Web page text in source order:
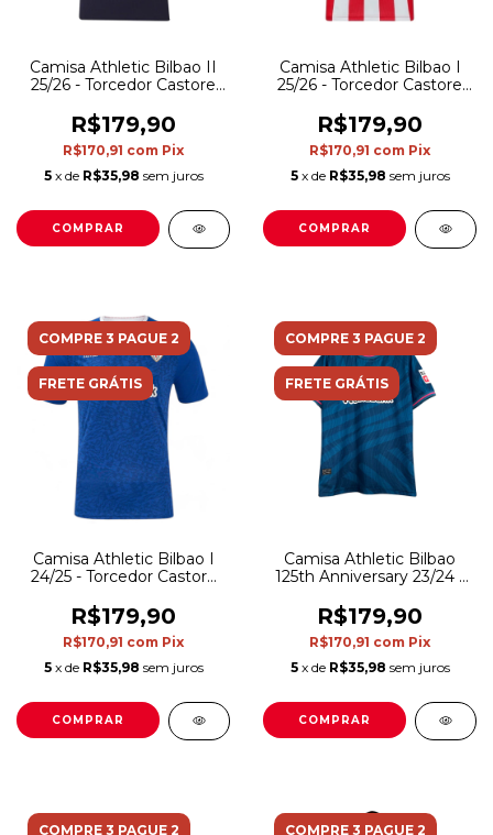
Camisa Athletic Bilbao II
25/26 - Torcedor Castore
R$179,90
R$170,91 com Pix
5 x de R$35,98 sem juros
COMPRAR
Camisa Athletic Bilbao I
25/26 - Torcedor Castore
vermelha
R$179,90
R$170,91 com Pix
5 x de R$35,98 sem juros
COMPRAR
COMPRE 3 PAGUE 2
FRETE GRÁTIS
Camisa Athletic Bilbao I
24/25 - Torcedor Castore
R$179,90
R$170,91 com Pix
5 x de R$35,98 sem juros
COMPRAR
COMPRE 3 PAGUE 2
FRETE GRÁTIS
Camisa Athletic Bilbao
125th Anniversary 23/24 -
Masculina - Azul
R$179,90
R$170,91 com Pix
5 x de R$35,98 sem juros
COMPRAR
COMPRE 3 PAGUE 2 COMPRE 3 PAGUE 2